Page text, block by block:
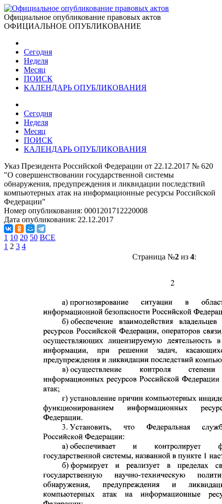
Официальное опубликование правовых актов
ОФИЦИАЛЬНОЕ ОПУБЛИКОВАНИЕ
Сегодня
Неделя
Месяц
ПОИСК
КАЛЕНДАРЬ ОПУБЛИКОВАНИЯ
Сегодня
Неделя
Месяц
ПОИСК
КАЛЕНДАРЬ ОПУБЛИКОВАНИЯ
Указ Президента Российской Федерации от 22.12.2017 № 620
"О совершенствовании государственной системы
обнаружения, предупреждения и ликвидации последствий
компьютерных атак на информационные ресурсы Российской
Федерации"
Номер опубликования: 0001201712220008
Дата опубликования: 22.12.2017
1 10 20 50 ВСЕ
1 2 3 4
Страница №2из 4: